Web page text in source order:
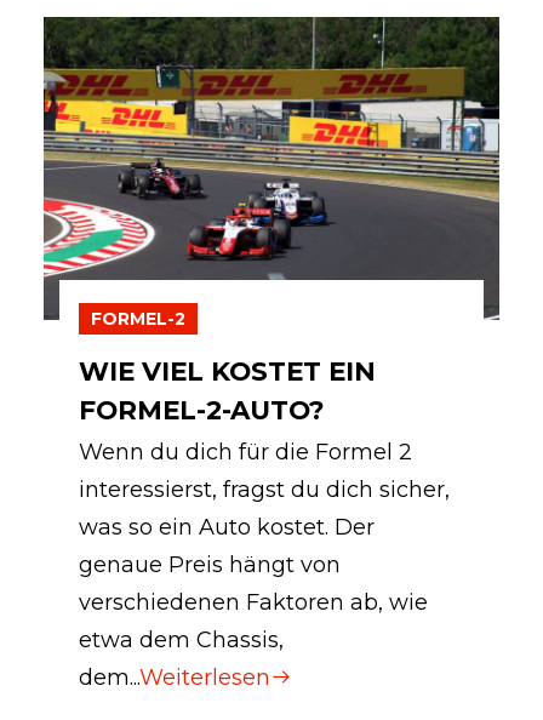
FORMEL-2
WIE VIEL KOSTET EIN
FORMEL-2-AUTO?
Wenn du dich für die Formel 2
interessierst, fragst du dich sicher,
was so ein Auto kostet. Der
genaue Preis hängt von
verschiedenen Faktoren ab, wie
etwa dem Chassis,
dem...Weiterlesen